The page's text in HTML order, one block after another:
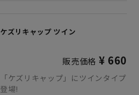
ケズリキャップ ツイン
販売価格 ¥ 660
「ケズリキャップ」にツインタイプ
登場!